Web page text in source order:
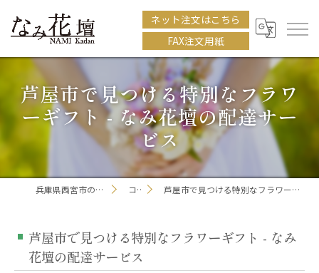
ネット注文はこちら
FAX注文用紙
芦屋市で見つける特別なフラワ
ーギフト - なみ花壇の配達サー
ビス
兵庫県西宮市の花屋ならなみ花壇 コラム 芦屋市で見つける特別なフラワーギフト - なみ花壇の配達サービス
芦屋市で見つける特別なフラワーギフト - なみ
花壇の配達サービス